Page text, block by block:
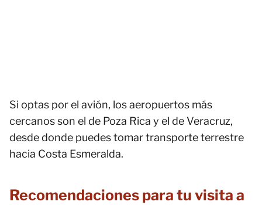
Si optas por el avión, los aeropuertos más
cercanos son el de Poza Rica y el de Veracruz,
desde donde puedes tomar transporte terrestre
hacia Costa Esmeralda.
Recomendaciones para tu visita a